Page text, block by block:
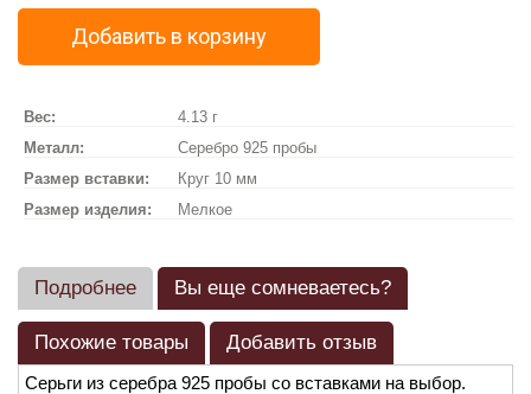
Добавить в корзину
Вес:
4.13 г
Металл:
Серебро 925 пробы
Размер вставки:
Круг 10 мм
Размер изделия:
Мелкое
Подробнее Вы еще сомневаетесь?
Похожие товары Добавить отзыв
Серьги из серебра 925 пробы со вставками на выбор.